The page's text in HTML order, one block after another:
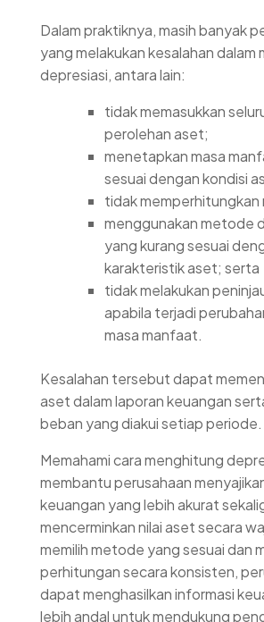
Dalam praktiknya, masih banyak
yang melakukan kesalahan dalam
depresiasi, antara lain:
tidak memasukkan
perolehan aset;
menetapkan masa
sesuai dengan kondisi
tidak memperhitungkan
menggunakan metode
yang kurang sesuai
karakteristik aset; serta
tidak melakukan
apabila terjadi
masa manfaat.
Kesalahan tersebut dapat
aset dalam laporan keuangan
beban yang diakui setiap periode.
Memahami cara menghitung
membantu perusahaan
keuangan yang lebih akurat
mencerminkan nilai aset secara
memilih metode yang sesuai dan
perhitungan secara konsisten,
dapat menghasilkan informasi
lebih andal untuk mendukung